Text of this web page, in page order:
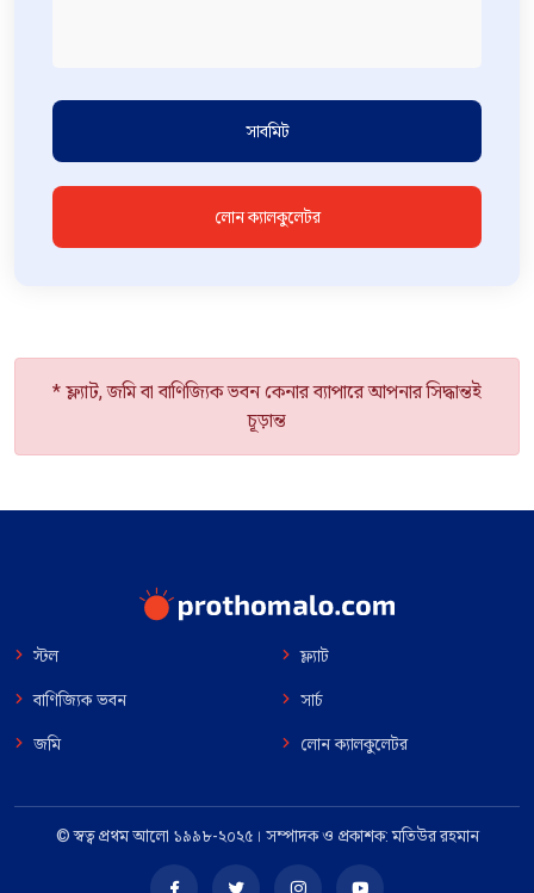
সাবমিট
লোন ক্যালকুলেটর
* ফ্ল্যাট, জমি বা বাণিজ্যিক ভবন কেনার ব্যাপারে আপনার সিদ্ধান্তই
চূড়ান্ত
স্টল
ফ্ল্যাট
বাণিজ্যিক ভবন
সার্চ
জমি
লোন ক্যালকুলেটর
© স্বত্ব প্রথম আলো ১৯৯৮-২০২৫। সম্পাদক ও প্রকাশক: মতিউর রহমান